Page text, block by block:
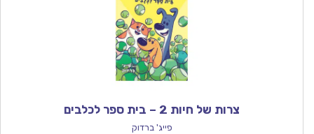
צרות של חיות 2 – בית ספר לכלבים
פייג' ברדוק